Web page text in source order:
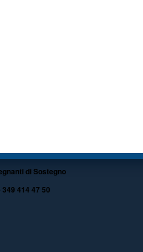
di Sostegno
414 47 50